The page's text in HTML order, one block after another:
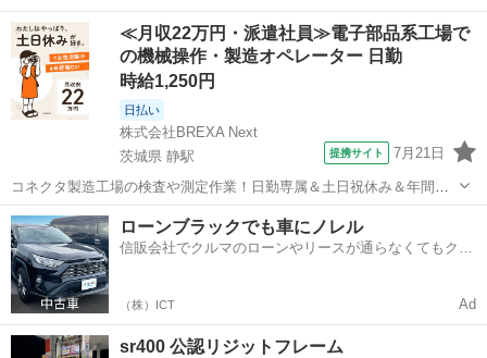
その他タイヤ全て引き取って下さる方限定 計30本程度 バイク用が20
本程 車用が10本程 引き取り限定 最寄りIC矢本
宮城 東松島市 その他
≪月収22万円・派遣社員≫電子部品系工場で
の機械操作・製造オペレーター 日勤
時給1,250円
日払い
株式会社BREXA Next
茨城県 静駅
提携サイト 7月21日
コネクタ製造工場の検査や測定作業！日勤専属＆土日祝休み＆年間休
日128日★クリーンルーム内作業★マイカー通勤OK＆無料駐車場あり
★就業先食堂利用可！日払い制度あり！《茨城県常陸大宮市》 人気の
工場のお仕事 ◇コネクタ製造工...
茨城 常陸大宮市 静駅 その他
ローンブラックでも車にノレル
信販会社でクルマのローンやリースが通らなくてもクル
（株）ICT Ad
sr400 公認リジットフレーム